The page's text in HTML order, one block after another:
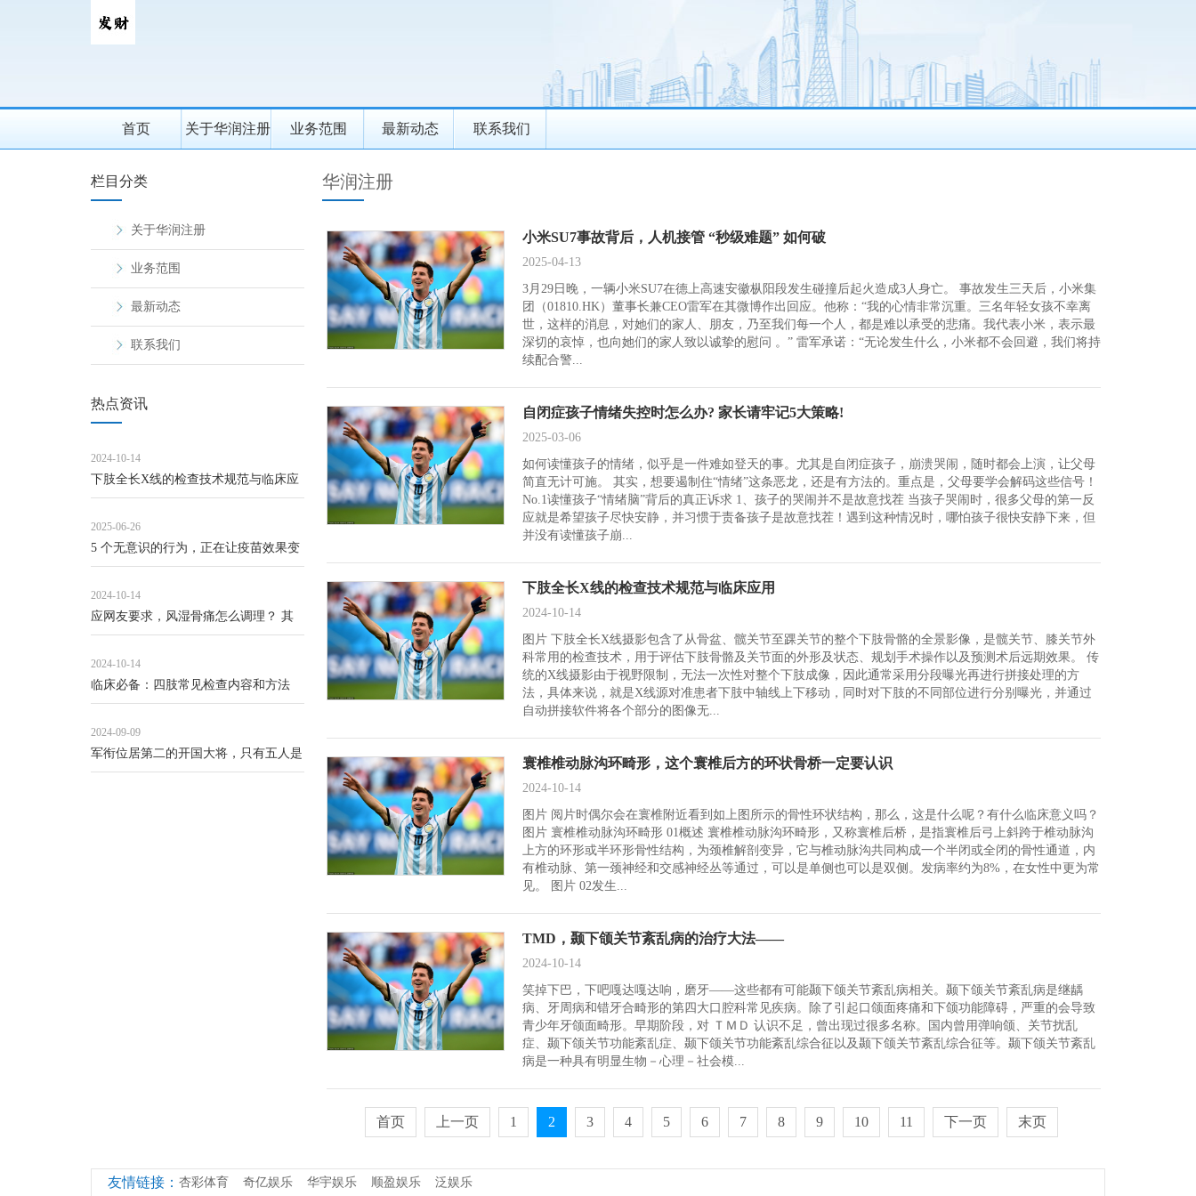
首页 关于华润注册 业务范围 最新动态 联系我们
栏目分类
关于华润注册
业务范围
最新动态
联系我们
热点资讯
2024-10-14
下肢全长X线的检查技术规范与临床应
2025-06-26
5 个无意识的行为，正在让疫苗效果变
2024-10-14
应网友要求，风湿骨痛怎么调理？ 其
2024-10-14
临床必备：四肢常见检查内容和方法
2024-09-09
军衔位居第二的开国大将，只有五人是
华润注册
小米SU7事故背后，人机接管 “秒级难题” 如何破
2025-04-13
3月29日晚，一辆小米SU7在德上高速安徽枞阳段发生碰撞后起火造成3人身亡。 事故发生三天后，小米集
团（01810.HK）董事长兼CEO雷军在其微博作出回应。他称：“我的心情非常沉重。三名年轻女孩不幸离
世，这样的消息，对她们的家人、朋友，乃至我们每一个人，都是难以承受的悲痛。我代表小米，表示最
深切的哀悼，也向她们的家人致以诚挚的慰问 。” 雷军承诺：“无论发生什么，小米都不会回避，我们将持
续配合警...
自闭症孩子情绪失控时怎么办? 家长请牢记5大策略!
2025-03-06
如何读懂孩子的情绪，似乎是一件难如登天的事。尤其是自闭症孩子，崩溃哭闹，随时都会上演，让父母
简直无计可施。 其实，想要遏制住“情绪”这条恶龙，还是有方法的。重点是，父母要学会解码这些信号！
No.1读懂孩子“情绪脑”背后的真正诉求 1、孩子的哭闹并不是故意找茬 当孩子哭闹时，很多父母的第一反
应就是希望孩子尽快安静，并习惯于责备孩子是故意找茬！遇到这种情况时，哪怕孩子很快安静下来，但
并没有读懂孩子崩...
下肢全长X线的检查技术规范与临床应用
2024-10-14
图片 下肢全长X线摄影包含了从骨盆、髋关节至踝关节的整个下肢骨骼的全景影像，是髋关节、膝关节外
科常用的检查技术，用于评估下肢骨骼及关节面的外形及状态、规划手术操作以及预测术后远期效果。 传
统的X线摄影由于视野限制，无法一次性对整个下肢成像，因此通常采用分段曝光再进行拼接处理的方
法，具体来说，就是X线源对准患者下肢中轴线上下移动，同时对下肢的不同部位进行分别曝光，并通过
自动拼接软件将各个部分的图像无...
寰椎椎动脉沟环畸形，这个寰椎后方的环状骨桥一定要认识
2024-10-14
图片 阅片时偶尔会在寰椎附近看到如上图所示的骨性环状结构，那么，这是什么呢？有什么临床意义吗？
图片 寰椎椎动脉沟环畸形 01概述 寰椎椎动脉沟环畸形，又称寰椎后桥，是指寰椎后弓上斜跨于椎动脉沟
上方的环形或半环形骨性结构，为颈椎解剖变异，它与椎动脉沟共同构成一个半闭或全闭的骨性通道，内
有椎动脉、第一颈神经和交感神经丛等通过，可以是单侧也可以是双侧。发病率约为8%，在女性中更为常
见。 图片 02发生...
TMD，颞下颌关节紊乱病的治疗大法——
2024-10-14
笑掉下巴，下吧嘎达嘎达响，磨牙——这些都有可能颞下颌关节紊乱病相关。颞下颌关节紊乱病是继龋
病、牙周病和错牙合畸形的第四大口腔科常见疾病。除了引起口颌面疼痛和下颌功能障碍，严重的会导致
青少年牙颌面畸形。早期阶段，对 ＴＭＤ 认识不足，曾出现过很多名称。国内曾用弹响颌、关节扰乱
症、颞下颌关节功能紊乱症、颞下颌关节功能紊乱综合征以及颞下颌关节紊乱综合征等。颞下颌关节紊乱
病是一种具有明显生物－心理－社会模...
首页 上一页 1 2 3 4 5 6 7 8 9 10 11 下一页 末页
友情链接： 杏彩体育 奇亿娱乐 华宇娱乐 顺盈娱乐 泛娱乐